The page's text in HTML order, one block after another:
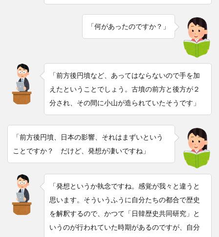
「何があったのですか？」
「前方後円墳など、あってはならないので手を加
えたということでしょう。古墳の前方と後方が２
分され、その間に小山が造られていたそうです」
「前方後円墳、日本の影響、それはまずいという
ことですか？ だけど、発想が凄いですね」
「発想というか執念ですね。感覚が我々と違うと
思います。そういうふうに自分たちの都合で歴史
を解釈するので、かつて「日韓歴史共同研究」と
いうのが行われていた時期があるのですが、自分